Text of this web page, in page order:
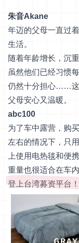
朱音Akane
年迈的父母一直过
生活。
随着年龄增长，沉
虽然他们已经习惯
仍然十分担心……这
父母安心又温暖。
abc100
为了车中露营，购
左右的情况下，只
上使用电热毯和便
重量也很适合在车
登上台湾募资平台